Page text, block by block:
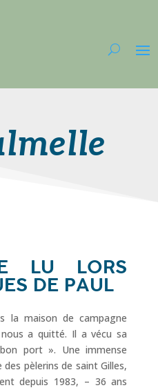
LU LORS
DE PAUL
la maison de campagne
a quitté. Il a vécu sa
port ». Une immense
pèlerins de saint Gilles,
depuis 1983, – 36 ans